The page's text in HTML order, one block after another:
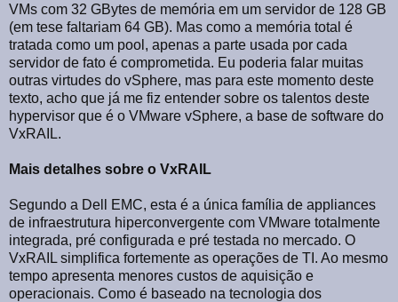
VMs com 32 GBytes de memória em um servidor de 128 GB
(em tese faltariam 64 GB). Mas como a memória total é
tratada como um pool, apenas a parte usada por cada
servidor de fato é comprometida. Eu poderia falar muitas
outras virtudes do vSphere, mas para este momento deste
texto, acho que já me fiz entender sobre os talentos deste
hypervisor que é o VMware vSphere, a base de software do
VxRAIL.
Mais detalhes sobre o VxRAIL
Segundo a Dell EMC, esta é a única família de appliances
de infraestrutura hiperconvergente com VMware totalmente
integrada, pré configurada e pré testada no mercado. O
VxRAIL simplifica fortemente as operações de TI. Ao mesmo
tempo apresenta menores custos de aquisição e
operacionais. Como é baseado na tecnologia dos